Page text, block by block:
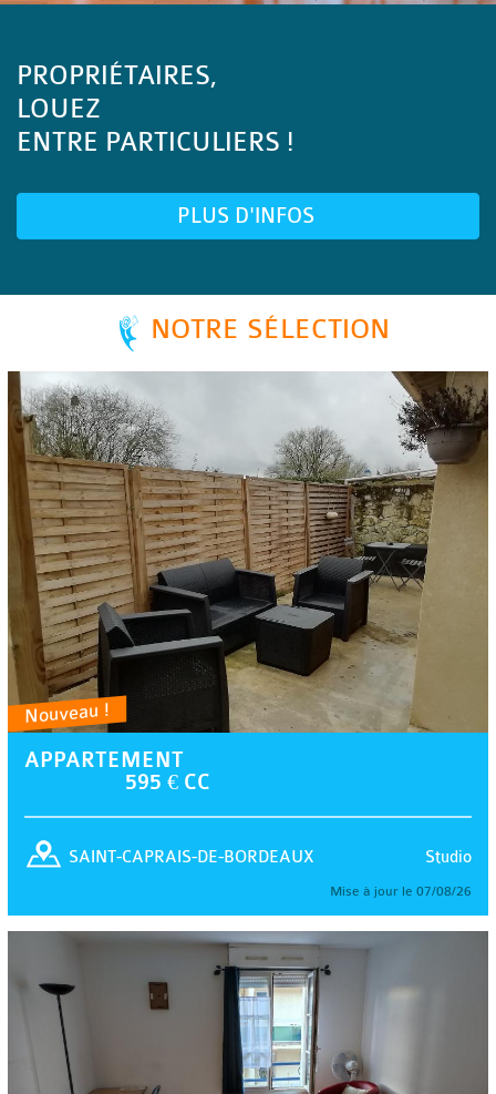
PROPRIÉTAIRES,
LOUEZ
ENTRE PARTICULIERS !
PLUS D'INFOS
NOTRE SÉLECTION
Nouveau !
APPARTEMENT
595 € CC
Studio
SAINT-CAPRAIS-DE-BORDEAUX
Mise à jour le 07/08/26